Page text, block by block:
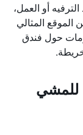
أو العمل،
الموقع المثالي
حول فندق
للمشي